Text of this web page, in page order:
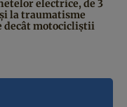
electrice, de 3
la traumatisme
decât motocicliștii